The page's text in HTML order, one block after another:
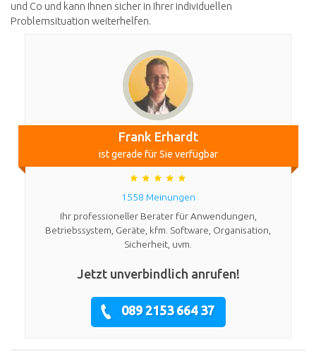
und Co und kann Ihnen sicher in Ihrer individuellen
Problemsituation weiterhelfen.
Frank Erhardt
ist gerade für Sie verfügbar
1558 Meinungen
Ihr professioneller Berater für Anwendungen,
Betriebssystem, Geräte, kfm. Software, Organisation,
Sicherheit, uvm.
Jetzt unverbindlich anrufen!
089 2153 664 37